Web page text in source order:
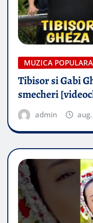
MUZICA POPULARA
Tibisor si Gabi
smecheri
admin